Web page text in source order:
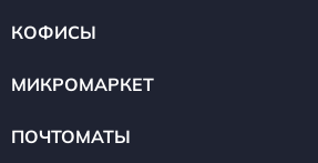
КОФИСЫ
МИКРОМАРКЕТ
ПОЧТОМАТЫ